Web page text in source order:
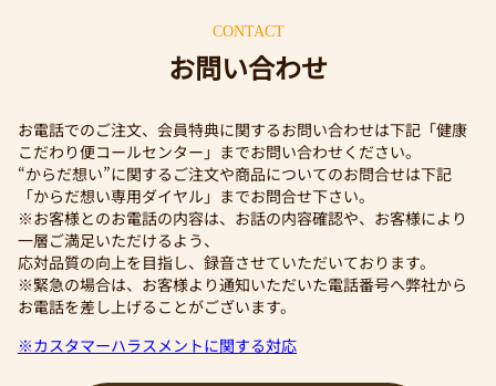
CONTACT
お問い合わせ
お電話でのご注文、会員特典に関するお問い合わせは下記「健康
こだわり便コールセンター」までお問い合わせください。
“からだ想い”に関するご注文や商品についてのお問合せは下記
「からだ想い専用ダイヤル」までお問合せ下さい。
※お客様とのお電話の内容は、お話の内容確認や、お客様により
一層ご満足いただけるよう、
応対品質の向上を目指し、録音させていただいております。
※緊急の場合は、お客様より通知いただいた電話番号へ弊社から
お電話を差し上げることがございます。
※カスタマーハラスメントに関する対応